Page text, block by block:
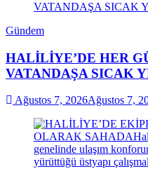
Gündem
HALİLİYE’DE HER
VATANDAŞA SICAK
Ağustos 7, 2026Ağustos 7,